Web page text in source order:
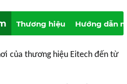
Thương hiệu Hướng dẫn
của thương hiệu Eitech đến từ